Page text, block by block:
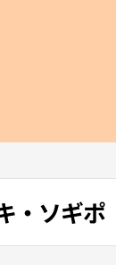
・ソギ